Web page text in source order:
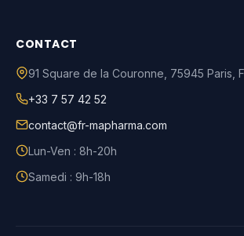
CONTACT
91 Square de la Couronne 75945 Paris
+33 7 57 42 52
contact@fr-mapharma.com
Lun-Ven : 8h-20h
Samedi : 9h-18h